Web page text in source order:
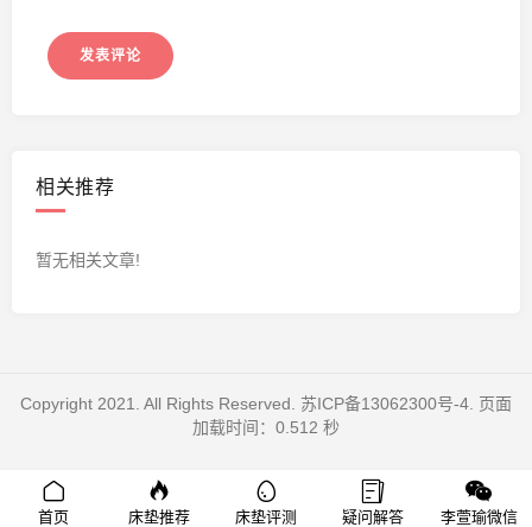
相关推荐
暂无相关文章!
Copyright 2021. All Rights Reserved. 苏ICP备13062300号-4 . 页面
加载时间：0.512 秒
首页 床垫推荐 床垫评测 疑问解答 李萱瑜微信